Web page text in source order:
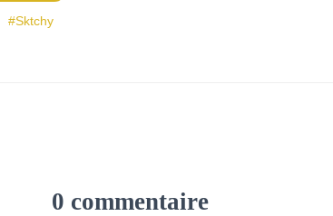
#Sktchy
0 commentaire